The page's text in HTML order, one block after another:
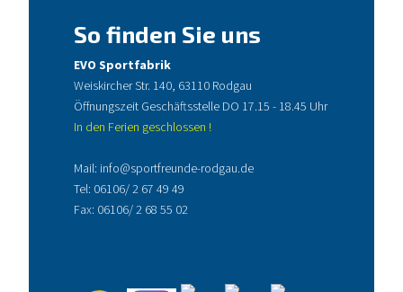
So finden Sie uns
EVO Sportfabrik
Weiskircher Str. 140, 63110 Rodgau
Öffnungszeit Geschäftsstelle DO 17.15 - 18.45 Uhr
In den Ferien geschlossen !
Mail: info@sportfreunde-rodgau.de
Tel: 06106/ 2 67 49 49
Fax: 06106/ 2 68 55 02